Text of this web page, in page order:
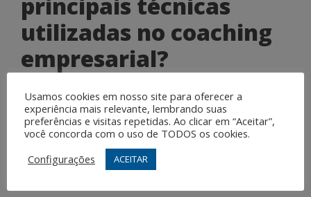
utilizadas no coaching
empresarial?
Algumas das principais técnicas utilizadas no coaching
empresarial incluem a escuta ativa, o questionamento
poderoso, o feedback construtivo, a definição de
metas SMART (específicas, mensuráveis, alcançáveis,
relevantes e com prazo determinado) e o plano de
Usamos cookies em nosso site para oferecer a
experiência mais relevante, lembrando suas
preferências e visitas repetidas. Ao clicar em “Aceitar”,
você concorda com o uso de TODOS os cookies.
Configurações
ACEITAR